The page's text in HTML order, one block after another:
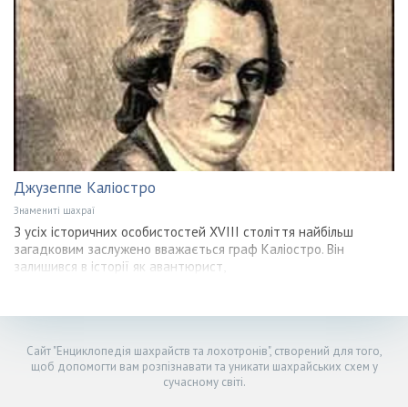
Джузеппе Каліостро
Знамениті шахраї
З усіх історичних особистостей XVIII століття найбільш
загадковим заслужено вважається граф Каліостро. Він
залишився в історії як авантюрист,
Сайт "Енциклопедія шахрайств та лохотронів", створений для того,
щоб допомогти вам розпізнавати та уникати шахрайських схем у
сучасному світі.